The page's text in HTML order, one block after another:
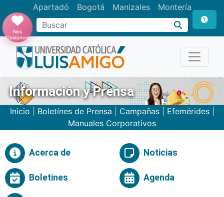
Apartadó Bogotá Manizales Montería
Buscar
Nos
Cuidamos
Información y Prensa
Inicio Boletínes de Prensa Campañas Efemérides
Manuales Corporativos
Acerca de Noticias
Boletines Agenda